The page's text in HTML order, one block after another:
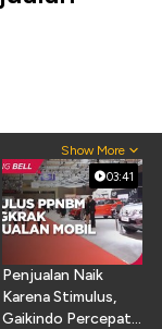
Show More
03:41
Penjualan Naik
Karena Stimulus,
Gaikindo Percepat